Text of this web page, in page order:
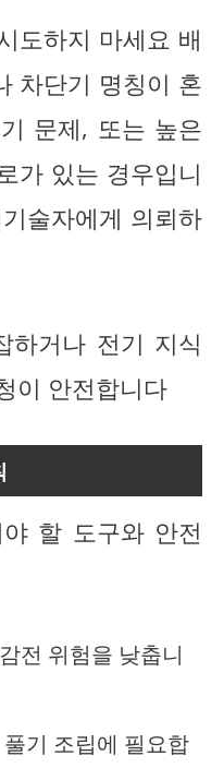
도하지 마세요 배
차단기 명칭이 혼
문제, 또는 높은
가 있는 경우입니
술자에게 의뢰하
하거나 전기 지식
이 안전합니다
할 도구와 안전
전 위험을 낮춥니
풀기 조립에 필요합